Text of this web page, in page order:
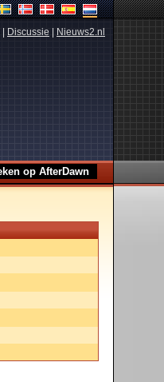
Discussie Nieuws2.nl